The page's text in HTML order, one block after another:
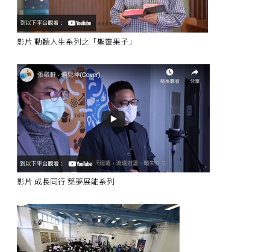
影片 動聽人生系列之「聖靈果子」
影片 成長同行 築夢展能系列